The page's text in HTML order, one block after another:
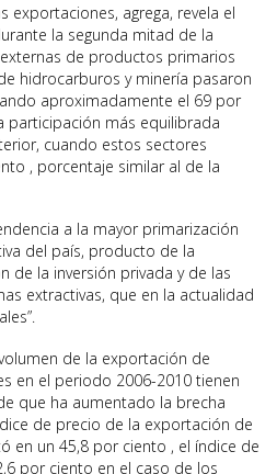
exportaciones, agrega, revela el
la segunda mitad de la
de productos primarios
hidrocarburos y minería pasaron
aproximadamente el 69 por
participación más equilibrada
cuando estos sectores
, porcentaje similar al de la
a la mayor primarización
del país, producto de la
de la inversión privada y de las
extractivas, que en la actualidad
de la exportación de
en el periodo 2006-2010 tienen
que ha aumentado la brecha
de precio de la exportación de
en un 45,8 por ciento , el índice de
por ciento en el caso de los